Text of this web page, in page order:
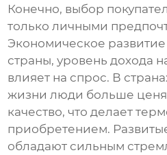
Конечно, выбор
только личными
Экономическое
страны, уровень дохода
влияет на спрос. В
жизни люди больше
качество, что делает
приобретением.
обладают сильным